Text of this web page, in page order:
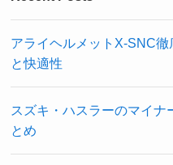
アライヘルメットX-SNC
と快適性
スズキ・ハスラーのマイナ
とめ